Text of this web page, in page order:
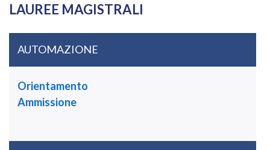
LAUREE MAGISTRALI
AUTOMAZIONE
Orientamento
Ammissione